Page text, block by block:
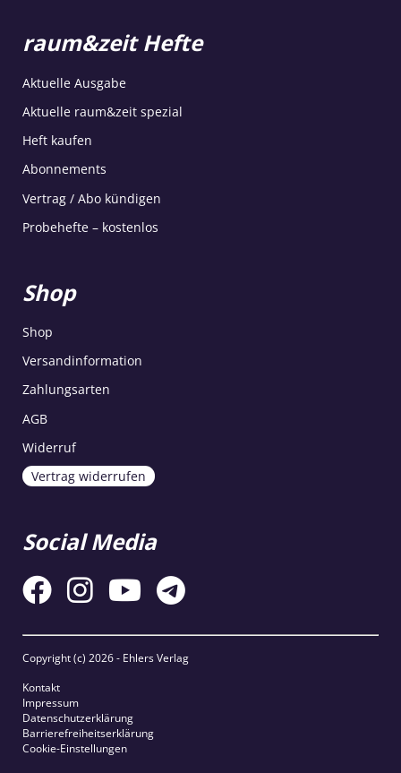
raum&zeit Hefte
Aktuelle Ausgabe
Aktuelle raum&zeit spezial
Heft kaufen
Abonnements
Vertrag / Abo kündigen
Probehefte – kostenlos
Shop
Shop
Versandinformation
Zahlungsarten
AGB
Widerruf
Vertrag widerrufen
Social Media
Copyright (c) 2026 - Ehlers Verlag
Kontakt
Impressum
Datenschutzerklärung
Barrierefreiheitserklärung
Cookie-Einstellungen